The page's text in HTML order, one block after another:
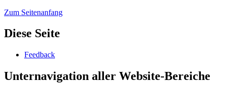
Zum Seitenanfang
Diese Seite
Feedback
Unternavigation aller Website-Bereiche